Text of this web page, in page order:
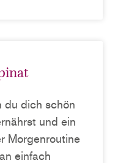
du dich schön
und ein
Morgenroutine
einfach